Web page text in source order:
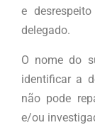
e
delegado.
O nome do
identificar a
não pode
e/ou